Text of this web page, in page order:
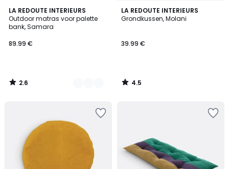
LA REDOUTE INTERIEURS
Outdoor matras voor palette
bank, Samara
89.99 €
2.6
/ 5
3
Kleuren
2.6
/
LA REDOUTE INTERIEURS
Grondkussen, Molani
39.99 €
4.5
/ 5
4.5
/